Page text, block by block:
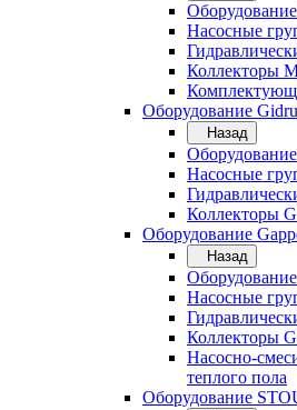
Насосные
Коллекторы
Оборудование
Назад
Насосные
Коллекторы
Оборудование
Назад
Насосные
Коллекторы
Насосно-
теплого пола
Оборудование